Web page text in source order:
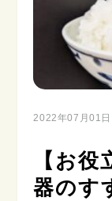
2022年07月01日
【お
器のす